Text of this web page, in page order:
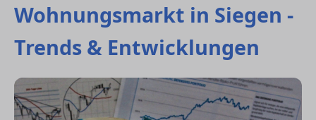
Wohnungsmarkt in Siegen -
Trends & Entwicklungen